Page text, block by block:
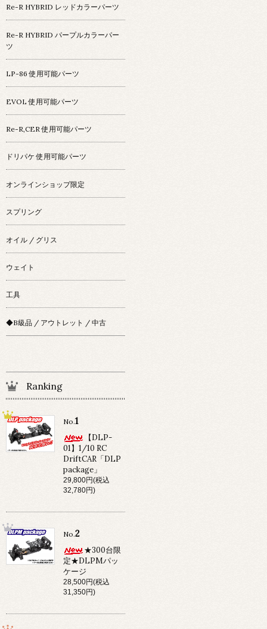
Re-R HYBRID レッドカラーパーツ
Re-R HYBRID パープルカラーパー
ツ
LP-86 使用可能パーツ
EVOL 使用可能パーツ
Re-R,CER 使用可能パーツ
ドリパケ 使用可能パーツ
オンラインショップ限定
スプリング
オイル / グリス
ウェイト
工具
◆B級品 / アウトレット / 中古
Ranking
No.1
【DLP-
01】1/10 RC
DriftCAR「DLP
package」
29,800円(税込
32,780円)
No.2
★300台限
定★DLPMパッ
ケージ
28,500円(税込
31,350円)